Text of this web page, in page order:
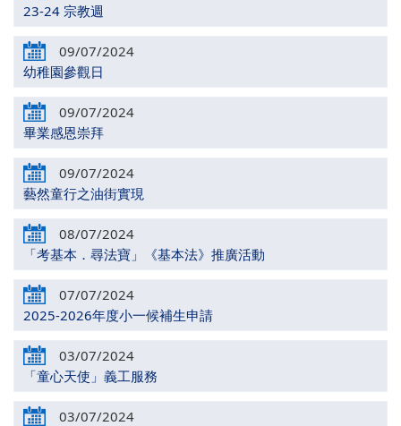
23-24 宗教週
09/07/2024
幼稚園參觀日
09/07/2024
畢業感恩崇拜
09/07/2024
藝然童行之油街實現
08/07/2024
「考基本．尋法寶」《基本法》推廣活動
07/07/2024
2025-2026年度小一候補生申請
03/07/2024
「童心天使」義工服務
03/07/2024